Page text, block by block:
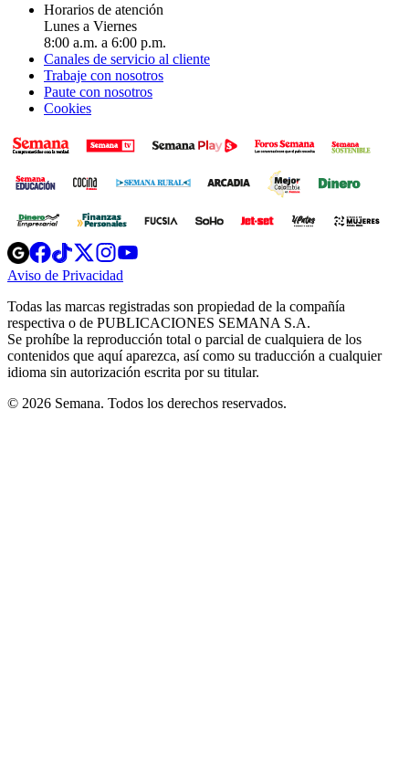
Horarios de atención
Lunes a Viernes
8:00 a.m. a 6:00 p.m.
Canales de servicio al cliente
Trabaje con nosotros
Paute con nosotros
Cookies
Opens
in
new
Opens
in
new
Opens
in
new
window
Opens
new
windowwindow
Aviso de Privacidad
new
window
Todas las marcas registradas son propiedad de la compañía
respectiva o de PUBLICACIONES SEMANA S.A.
Se prohíbe la reproducción total o parcial de cualquiera de los
contenidos que aquí aparezca, así como su traducción a cualquier
idioma sin autorización escrita por su titular.
© 2026 Semana. Todos los derechos reservados.